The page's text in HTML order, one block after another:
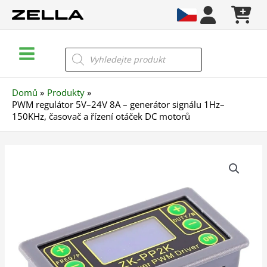
Menu
Products
search
Domů
Produkty
PWM regulátor 5V–24V 8A – generátor signálu 1Hz–
150KHz, časovač a řízení otáček DC motorů
generátor
signálu